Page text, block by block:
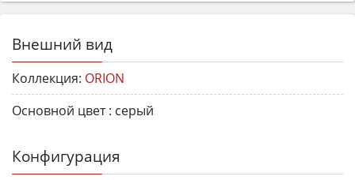
Внешний вид
Коллекция: ORION
Основной цвет : серый
Конфигурация